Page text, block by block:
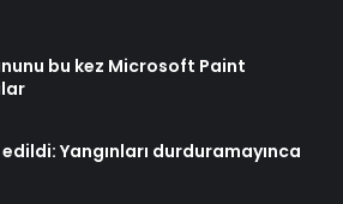
bu kez Microsoft Paint
Yangınları durduramayınca